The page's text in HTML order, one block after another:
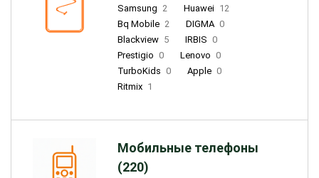
Samsung 2 Huawei 12
Bq Mobile 2 DIGMA 0
Blackview 5 IRBIS 0
Prestigio 0 Lenovo 0
TurboKids 0 Apple 0
Ritmix 1
Мобильные телефоны
(220)